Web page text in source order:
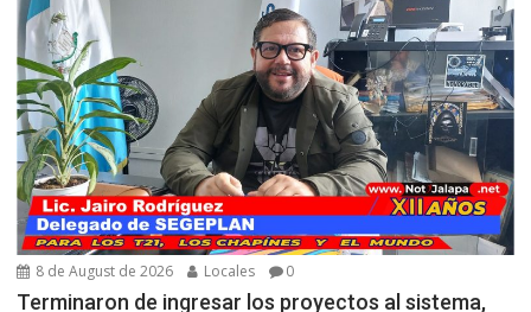
8 de August de 2026 Locales 0
Terminaron de ingresar los proyectos al sistema,